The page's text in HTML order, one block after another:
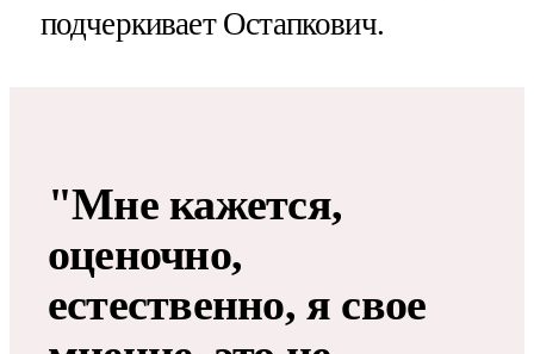
подчеркивает Остапкович.
"Мне кажется,
оценочно,
естественно, я свое